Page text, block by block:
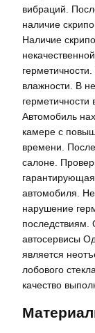
вибраций.
наличие
Наличие
влажности. В
герметичности
Автомобиль
камере с
времени.
салоне.
автомобиля.
нарушение
последствиям.
автосервисы
является
лобового
качество